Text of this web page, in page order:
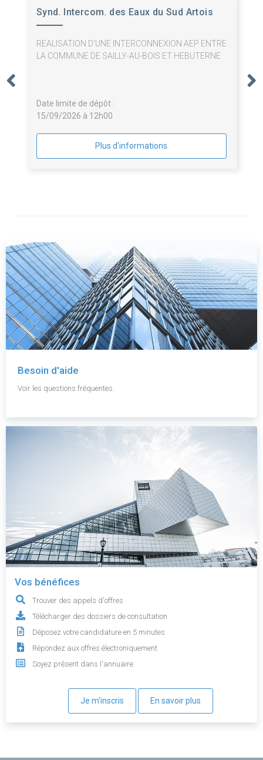
Synd. Intercom. des Eaux du Sud Artois
REALISATION D'UNE INTERCONNEXION AEP ENTRE
LA COMMUNE DE SAILLY-AU-BOIS ET HEBUTERNE
Date limite de dépôt :
15/09/2026 à 12h00
Plus d'informations
Besoin d'aide
Voir les questions fréquentes.
Vos bénéfices
Trouver des appels d'offres
Télécharger des dossiers de consultation
Déposez votre candidature en 5 minutes
Répondez aux offres électroniquement
Soyez présent dans l'annuaire
Je m'inscris En savoir plus